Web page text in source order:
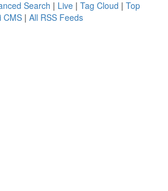
Search | Live | Tag Cloud | Top
CMS | All RSS Feeds